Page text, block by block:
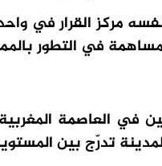
مركز القرار في
في التطور
تدرّج بين